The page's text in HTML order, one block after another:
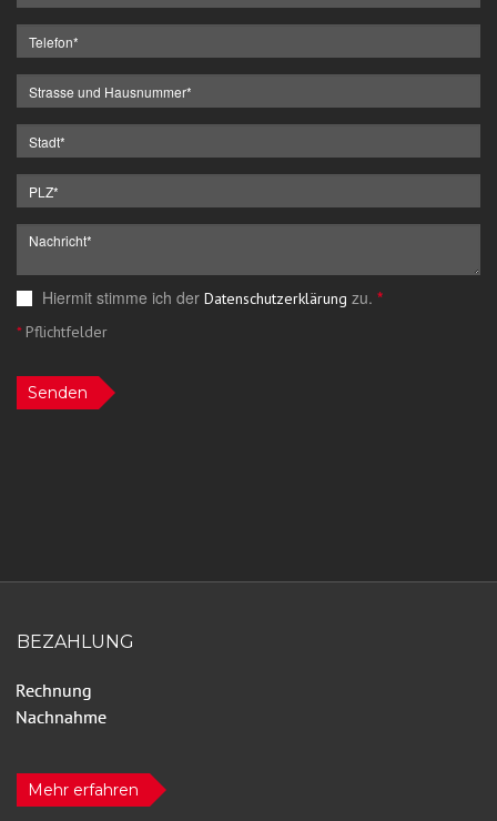
Hiermit stimme ich der Datenschutzerklärung zu. *
*Pflichtfelder
Senden
BEZAHLUNG
Mehr erfahren